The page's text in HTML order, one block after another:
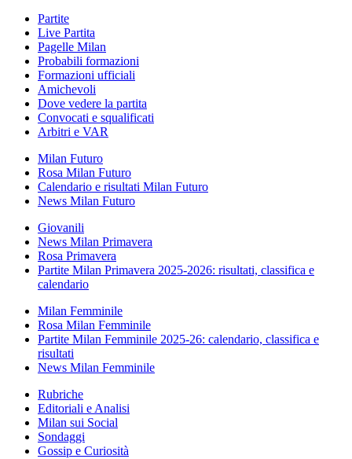
Partite
Live Partita
Pagelle Milan
Probabili formazioni
Formazioni ufficiali
Amichevoli
Dove vedere la partita
Convocati e squalificati
Arbitri e VAR
Milan Futuro
Rosa Milan Futuro
Calendario e risultati Milan Futuro
News Milan Futuro
Giovanili
News Milan Primavera
Rosa Primavera
Partite Milan Primavera 2025-2026: risultati, classifica e
calendario
Milan Femminile
Rosa Milan Femminile
Partite Milan Femminile 2025-26: calendario, classifica e
risultati
News Milan Femminile
Rubriche
Editoriali e Analisi
Milan sui Social
Sondaggi
Gossip e Curiosità